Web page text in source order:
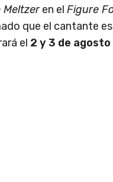
Meltzeren el Figure
que el cantante
el 2 y 3 de agosto